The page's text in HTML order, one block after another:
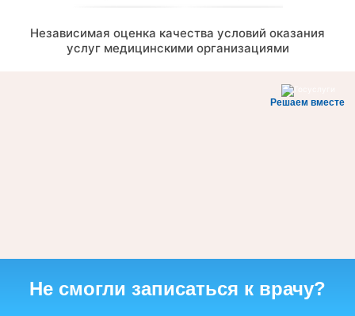
Независимая оценка качества условий оказания
услуг медицинскими организациями
Решаем вместе
Не смогли записаться к врачу?